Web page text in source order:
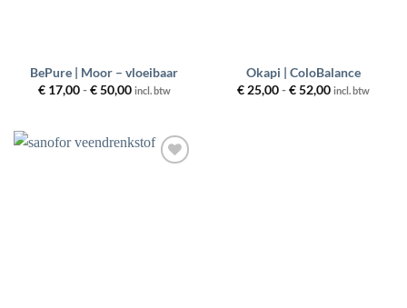
BePure | Moor – vloeibaar
€17,00 - €50,00Prijsklasse:
incl. btw
Okapi | ColoBalance
€25,00 - €52,00Prijsklasse:
incl. btw